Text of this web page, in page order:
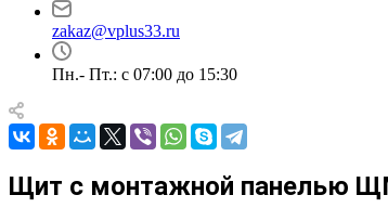
zakaz@vplus33.ru
Пн.- Пт.: с 07:00 до 15:30
Щит с монтажной панелью